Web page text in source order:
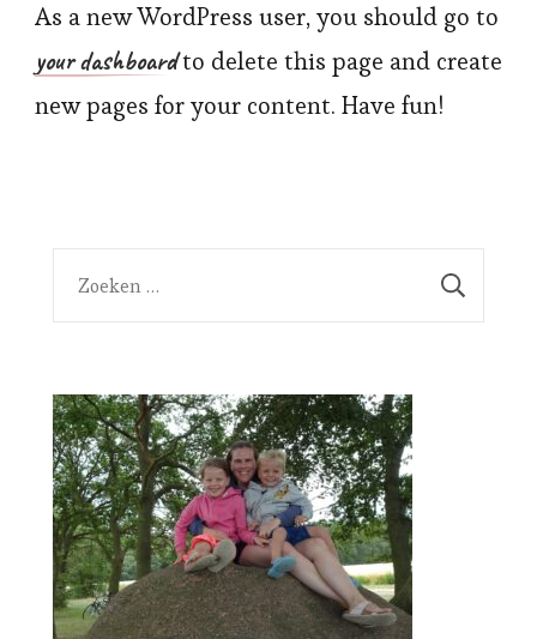
As a new WordPress user, you should go to
your dashboardto delete this page and create
new pages for your content. Have fun!